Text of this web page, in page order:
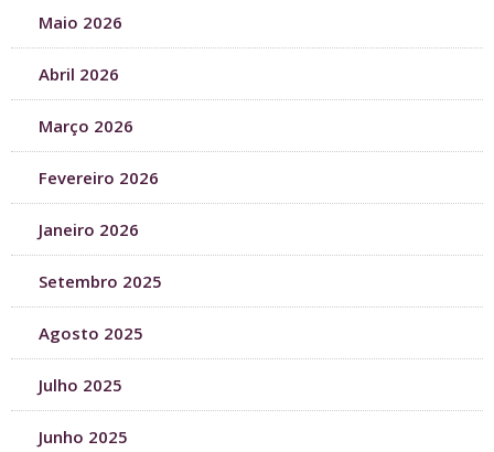
Maio 2026
Abril 2026
Março 2026
Fevereiro 2026
Janeiro 2026
Setembro 2025
Agosto 2025
Julho 2025
Junho 2025